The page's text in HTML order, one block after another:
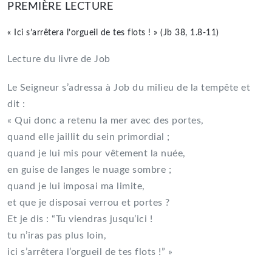
PREMIÈRE LECTURE
« Ici s’arrêtera l’orgueil de tes flots ! » (Jb 38, 1.8-11)
Lecture du livre de Job
Le Seigneur s’adressa à Job du milieu de la tempête et
dit :
« Qui donc a retenu la mer avec des portes,
quand elle jaillit du sein primordial ;
quand je lui mis pour vêtement la nuée,
en guise de langes le nuage sombre ;
quand je lui imposai ma limite,
et que je disposai verrou et portes ?
Et je dis : “Tu viendras jusqu’ici !
tu n’iras pas plus loin,
ici s’arrêtera l’orgueil de tes flots !” »